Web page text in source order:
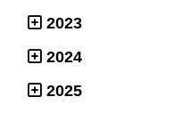
2023
2024
2025